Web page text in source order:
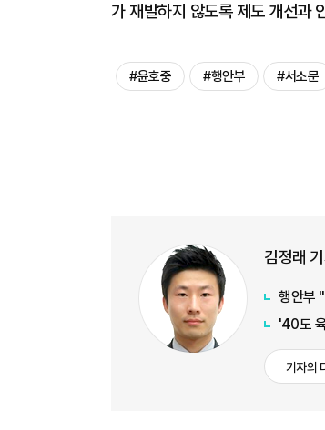
가 재발하지 않도록 제도 개선과
#윤호중 #행안부 #서소문
김정래
행안부
'40도
기자의